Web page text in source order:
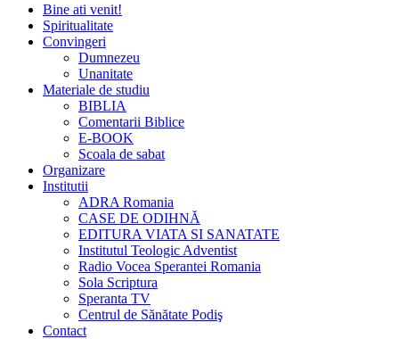
Bine ati venit!
Spiritualitate
Convingeri
Dumnezeu
Unanitate
Materiale de studiu
BIBLIA
Comentarii Biblice
E-BOOK
Scoala de sabat
Organizare
Institutii
ADRA Romania
CASE DE ODIHNĂ
EDITURA VIATA SI SANATATE
Institutul Teologic Adventist
Radio Vocea Sperantei Romania
Sola Scriptura
Speranta TV
Centrul de Sănătate Podiş
Contact